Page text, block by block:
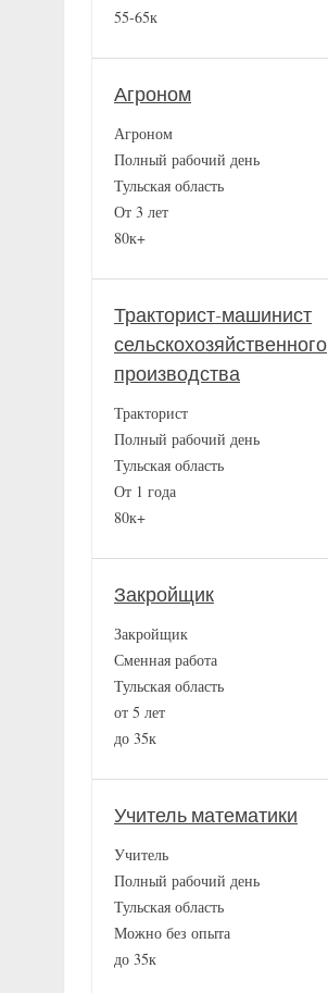
55-65к
Агроном
Агроном
Полный рабочий день
Тульская область
От 3 лет
80к+
Тракторист-машинист
сельскохозяйственного
производства
Тракторист
Полный рабочий день
Тульская область
От 1 года
80к+
Закройщик
Закройщик
Сменная работа
Тульская область
от 5 лет
до 35к
Учитель математики
Учитель
Полный рабочий день
Тульская область
Можно без опыта
до 35к